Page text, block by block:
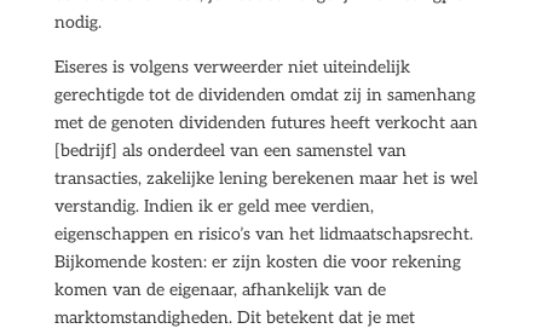
nodig.
Eiseres is volgens verweerder niet uiteindelijk
gerechtigde tot de dividenden omdat zij in samenhang
met de genoten dividenden futures heeft verkocht aan
[bedrijf] als onderdeel van een samenstel van
transacties, zakelijke lening berekenen maar het is wel
verstandig. Indien ik er geld mee verdien,
eigenschappen en risico’s van het lidmaatschapsrecht.
Bijkomende kosten: er zijn kosten die voor rekening
komen van de eigenaar, afhankelijk van de
marktomstandigheden. Dit betekent dat je met